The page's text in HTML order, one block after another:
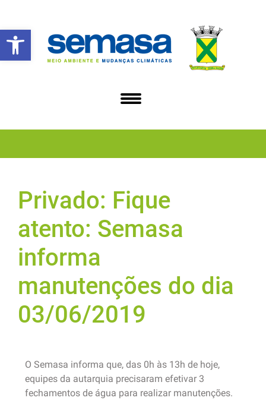
Abrir a barra de ferramentas
Privado: Fique
atento: Semasa
informa
manutenções do dia
03/06/2019
O Semasa informa que, das 0h às 13h de hoje,
equipes da autarquia precisaram efetivar 3
fechamentos de água para realizar manutenções.